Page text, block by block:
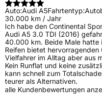
Auto:Audi A5Fahrtentyp:
30.000 km / Jahr
Ich habe den Continental
Audi A5 3.0 TDI (2016)
40.000 km. Beide Male hatte
Reifen bietet
Vielfahrer im Alltag aber aus
Kein Runflat und keine
kann schnell zum
teurer als Alternativen.
alle Kundenbewertungen